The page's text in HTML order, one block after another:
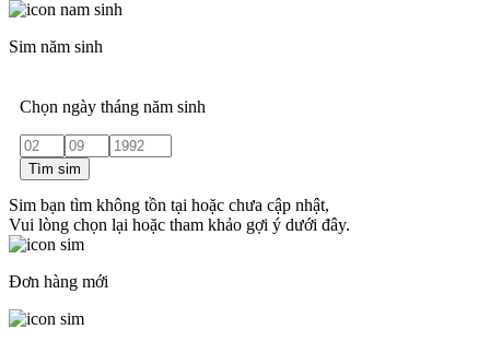
Sim năm sinh
Chọn ngày tháng năm sinh
Tìm sim
Sim bạn tìm không tồn tại hoặc chưa cập nhật,
Vui lòng chọn lại hoặc tham khảo gợi ý dưới đây.
Đơn hàng mới